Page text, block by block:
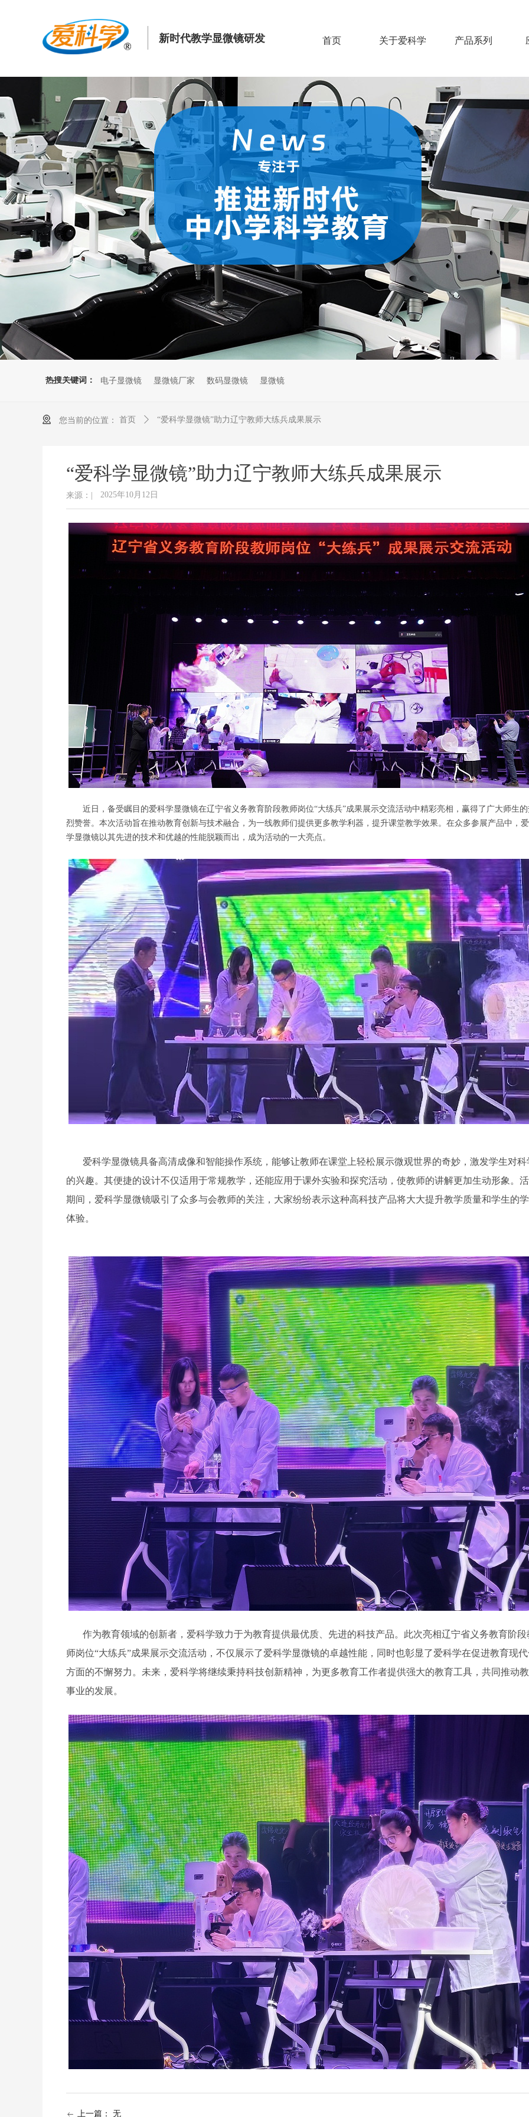
新时代教学显微镜研发 首页 关于爱科学 产品系列
“爱科学显微镜”助力辽宁教师大练兵成果展示
近日，备受瞩目的爱科学显微镜在辽宁省义务教育阶段教师岗位“大练兵”成果展示交流活动中精彩亮相，赢得了广大师生
烈赞誉。本次活动旨在推动教育创新与技术融合，为一线教师们提供更多教学利器，提升课堂教学效果。在众多参展产品中，
学显微镜以其先进的技术和优越的性能脱颖而出，成为活动的一大亮点。
爱科学显微镜具备高清成像和智能操作系统，能够让教师在课堂上轻松展示微观世界的奇妙，激发学生对科
的兴趣。其便捷的设计不仅适用于常规教学，还能应用于课外实验和探究活动，使教师的讲解更加生动形象。
期间，爱科学显微镜吸引了众多与会教师的关注，大家纷纷表示这种高科技产品将大大提升教学质量和学生的
体验。
作为教育领域的创新者，爱科学致力于为教育提供最优质、先进的科技产品。此次亮相辽宁省义务教育阶段
师岗位“大练兵”成果展示交流活动，不仅展示了爱科学显微镜的卓越性能，同时也彰显了爱科学在促进教育现
方面的不懈努力。未来，爱科学将继续秉持科技创新精神，为更多教育工作者提供强大的教育工具，共同推动
事业的发展。
2025年10月12日
ꂃ 上一篇： 无
来源：|
热搜关键词： 电子显微镜 显微镜厂家 数码显微镜 显微镜
您当前的位置： 首页 ꄲ “爱科学显微镜”助力辽宁教师大练兵成果展示